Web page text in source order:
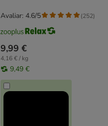
9,99 €
4,16 € / kg
9,49 €
Avaliar: 4.6/5 (252)